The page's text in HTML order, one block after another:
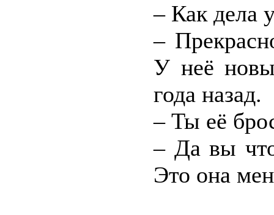
– Как дела
–
У неё
года назад.
– Ты её
– Да вы
Это она